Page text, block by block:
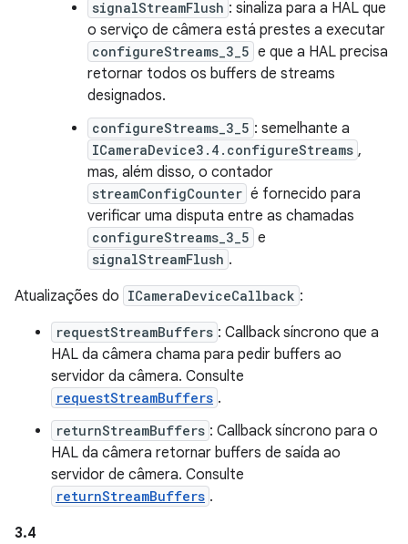
signalStreamFlush : sinaliza para a HAL que
o serviço de câmera está prestes a executar
configureStreams_3_5 e que a HAL precisa
retornar todos os buffers de streams
designados.
configureStreams_3_5 : semelhante a
ICameraDevice3.4.configureStreams ,
mas, além disso, o contador
streamConfigCounter é fornecido para
verificar uma disputa entre as chamadas
configureStreams_3_5 e
signalStreamFlush .
Atualizações do ICameraDeviceCallback :
requestStreamBuffers : Callback síncrono que a
HAL da câmera chama para pedir buffers ao
servidor da câmera. Consulte
requestStreamBuffers .
returnStreamBuffers : Callback síncrono para o
HAL da câmera retornar buffers de saída ao
servidor de câmera. Consulte
returnStreamBuffers .
3.4